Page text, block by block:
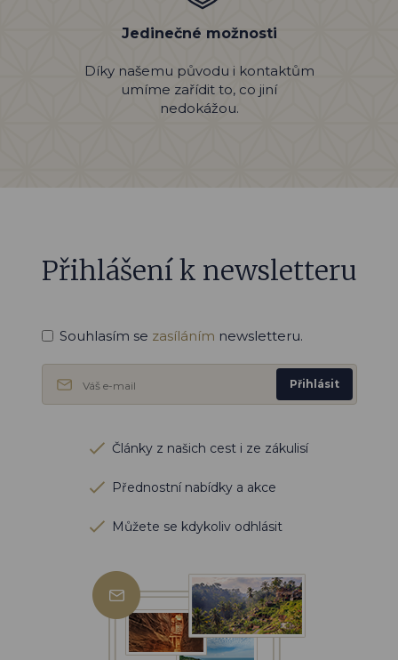
Jedinečné možnosti
Díky našemu původu i kontaktům
umíme zařídit to, co jiní
nedokážou.
Přihlášení k newsletteru
Souhlasím se zasíláním newsletteru.
Přihlásit
Články z našich cest i ze zákulisí
Přednostní nabídky a akce
Můžete se kdykoliv odhlásit